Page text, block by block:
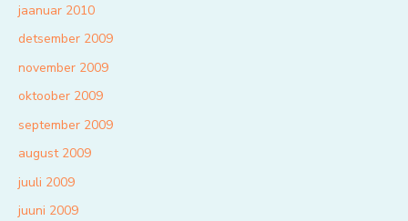
jaanuar 2010
detsember 2009
november 2009
oktoober 2009
september 2009
august 2009
juuli 2009
juuni 2009